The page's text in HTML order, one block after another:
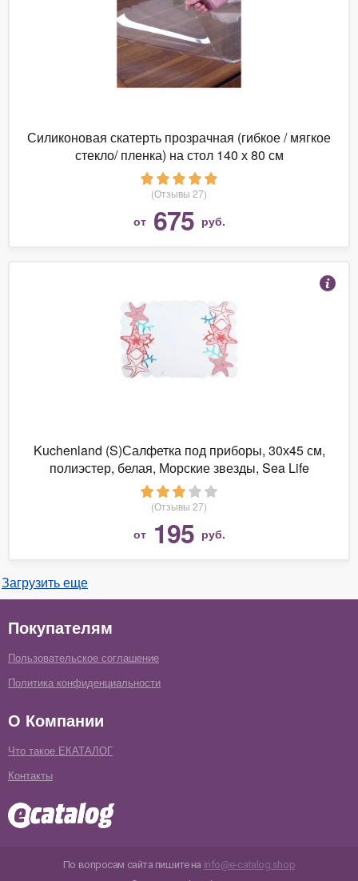
Силиконовая скатерть прозрачная (гибкое / мягкое
стекло/ пленка) на стол 140 х 80 см
(Отзывы 27)
от 675 руб.
Kuchenland (S)Салфетка под приборы, 30х45 см,
полиэстер, белая, Морские звезды, Sea Life
(Отзывы 27)
от 195 руб.
Загрузить еще
Покупателям
Пользовательское соглашение
Политика конфиденциальности
О Компании
Что такое ЕКАТАЛОГ
Контакты
По вопросам сайта пишите на info@e-catalog.shop